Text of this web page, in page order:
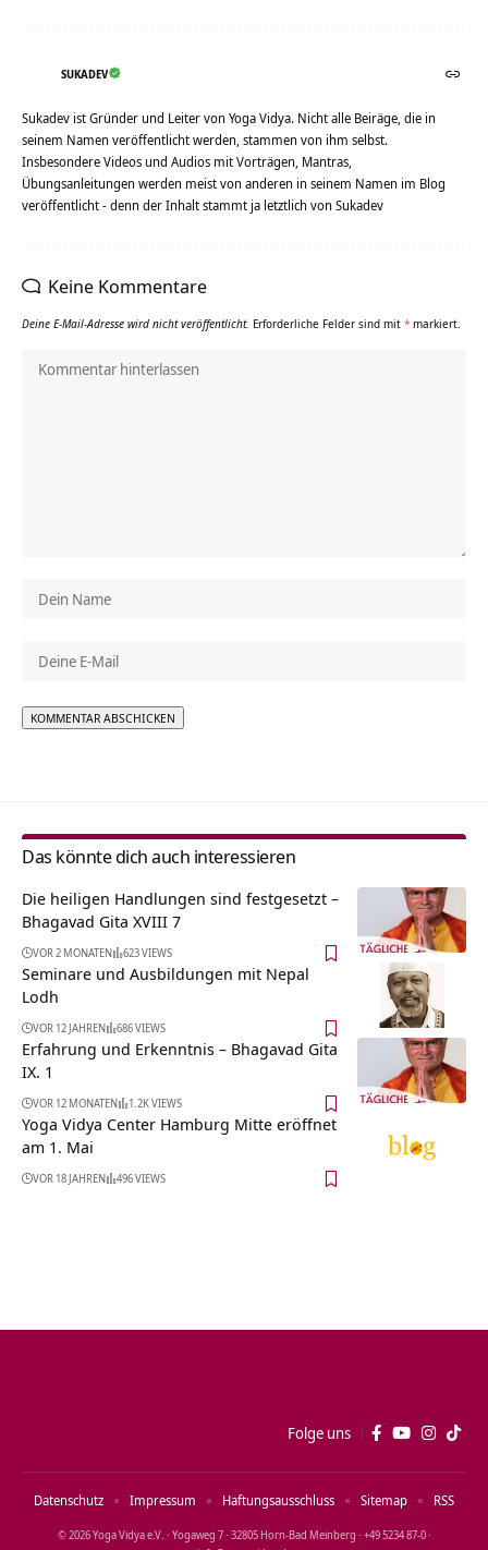
SUKADEV
Sukadev ist Gründer und Leiter von Yoga Vidya. Nicht alle Beiräge, die in
seinem Namen veröffentlicht werden, stammen von ihm selbst.
Insbesondere Videos und Audios mit Vorträgen, Mantras,
Übungsanleitungen werden meist von anderen in seinem Namen im Blog
veröffentlicht - denn der Inhalt stammt ja letztlich von Sukadev
Keine Kommentare
Deine E-Mail-Adresse wird nicht veröffentlicht. Erforderliche Felder sind mit * markiert.
Das könnte dich auch interessieren
Die heiligen Handlungen sind festgesetzt –
Bhagavad Gita XVIII 7
VOR 2 MONATEN 623 VIEWS
Seminare und Ausbildungen mit Nepal
Lodh
VOR 12 JAHREN 686 VIEWS
Erfahrung und Erkenntnis – Bhagavad Gita
IX. 1
VOR 12 MONATEN 1.2K VIEWS
Yoga Vidya Center Hamburg Mitte eröffnet
am 1. Mai
VOR 18 JAHREN 496 VIEWS
Folge uns
© 2026 Yoga Vidya e.V. · Yogaweg 7 · 32805 Horn‑Bad Meinberg · +49 5234 87‑0 ·
Datenschutz Impressum Haftungsausschluss Sitemap RSS